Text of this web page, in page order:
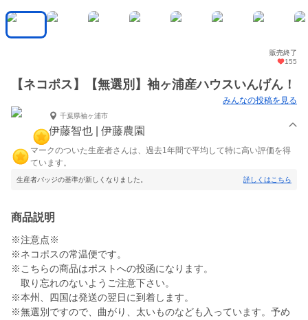
販売終了
155
【ネコポス】【無選別】袖ヶ浦産ハウスいんげん！
みんなの投稿を見る
千葉県袖ヶ浦市
伊藤智也 | 伊藤農園
マークのついた生産者さんは、過去1年間で平均して特に高い評価を得
ています。
生産者バッジの基準が新しくなりました。 詳しくはこちら
商品説明
※注意点※
※ネコポスの常温便です。
※こちらの商品はポストへの投函になります。
取り忘れのないようご注意下さい。
※本州、四国は発送の翌日に到着します。
※無選別ですので、曲がり、太いものなども入っています。予め